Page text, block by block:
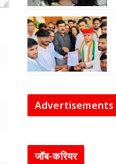
Advertisements
जॉब-करियर